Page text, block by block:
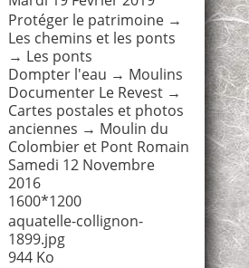
Protéger le patrimoine→
Les chemins et les ponts
→ Les ponts
Dompter l'eau → Moulins
Documenter Le Revest→
Cartes postales et photos
anciennes → Moulin du
Colombier et Pont Romain
Samedi 12 Novembre
2016
1600*1200
aquatelle-collignon-
1899.jpg
944 Ko